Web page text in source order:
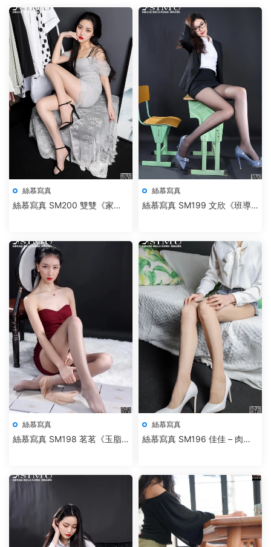
絲慕寫真
絲慕寫真 SM200 雙雙《家妻
絲慕寫真
絲慕寫真 SM199 文欣《班導
絲慕寫真
絲慕寫真 SM198 茗茗《玉脂
絲慕寫真
絲慕寫真 SM196 佳佳 – 肉絲